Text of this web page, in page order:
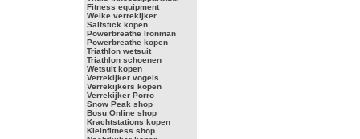
Fitness equipment
Welke verrekijker
Saltstick kopen
Powerbreathe Ironman
Powerbreathe kopen
Triathlon wetsuit
Triathlon schoenen
Wetsuit kopen
Verrekijker vogels
Verrekijkers kopen
Verrekijker Porro
Snow Peak shop
Bosu Online shop
Krachtstations kopen
Kleinfitness shop